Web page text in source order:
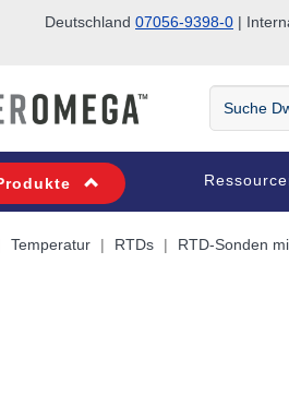
Deutschland 07056-9398-0 |
Suche
Temperatur RTDs RTD-Sonden